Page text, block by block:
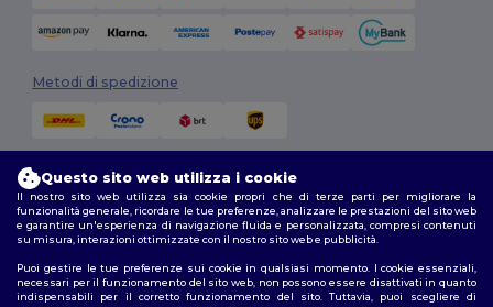
Metodi di spedizione
Seguici
Questo sito web utilizza i cookie
Il nostro sito web utilizza sia cookie propri che di terze parti per migliorare la
funzionalità generale, ricordare le tue preferenze, analizzare le prestazioni del sito web
e garantire un'esperienza di navigazione fluida e personalizzata, compresi contenuti
su misura, interazioni ottimizzate con il nostro sito web e pubblicità.
Puoi gestire le tue preferenze sui cookie in qualsiasi momento. I cookie essenziali,
necessari per il funzionamento del sito web, non possono essere disattivati in quanto
indispensabili per il corretto funzionamento del sito. Tuttavia, puoi scegliere di